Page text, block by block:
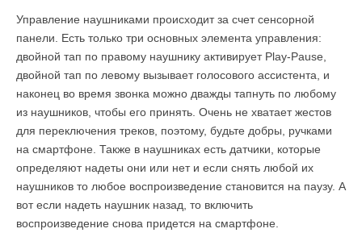
Управление наушниками происходит за счет сенсорной
панели. Есть только три основных элемента управления:
двойной тап по правому наушнику активирует Play-Pause,
двойной тап по левому вызывает голосового ассистента, и
наконец во время звонка можно дважды тапнуть по любому
из наушников, чтобы его принять. Очень не хватает жестов
для переключения треков, поэтому, будьте добры, ручками
на смартфоне. Также в наушниках есть датчики, которые
определяют надеты они или нет и если снять любой их
наушников то любое воспроизведение становится на паузу. А
вот если надеть наушник назад, то включить
воспроизведение снова придется на смартфоне.